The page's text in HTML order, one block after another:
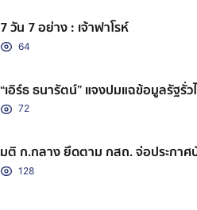
7 วัน 7 อย่าง : เจ้าฟาโรห์
64
“เอิร์ธ ธนารัตน์” แจงปมแฉข้อมูลรัฐรั่ว
72
มติ ก.กลาง ยึดตาม กสถ. จ่อประกา
128